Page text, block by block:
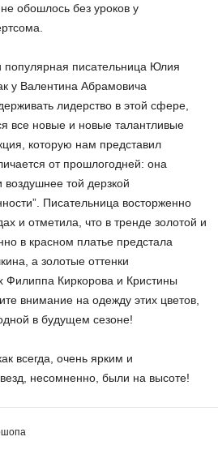
обошлось без уроков у
писательница Юлия
у Валентина Абрамовича
лидерство в этой сфере,
все новые и новые талантливые
которую нам представил
от прошлогодней: она
воздушнее той дерзкой
Писательница восторженно
и отметила, что в тренде золотой и
в красном платье предстала
а золотые оттенки
Филиппа Киркорова и Кристины
внимание на одежду этих цветов,
в будущем сезоне!
всегда, очень ярким и
несомненно, были на высоте!